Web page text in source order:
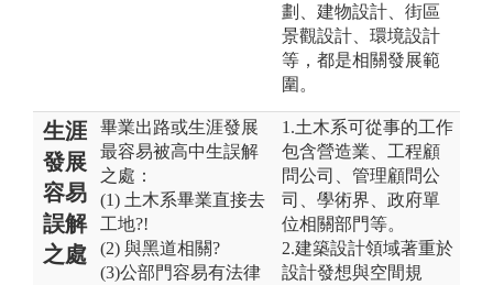
劃、建物設計、街區
景觀設計、環境設計
等，都是相關發展範
圍。
生涯
發展
容易
誤解
之處
畢業出路或生涯發展
最容易被高中生誤解
之處：
(1) 土木系畢業直接去
工地?!
(2) 與黑道相關?
(3)公部門容易有法律
1.土木系可從事的工作
包含營造業、工程顧
問公司、管理顧問公
司、學術界、政府單
位相關部門等。
2.建築設計領域著重於
設計發想與空間規